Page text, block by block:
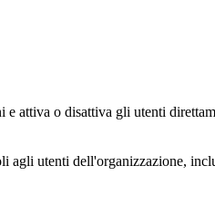
attiva o disattiva gli utenti
agli utenti dell'organizzazione,